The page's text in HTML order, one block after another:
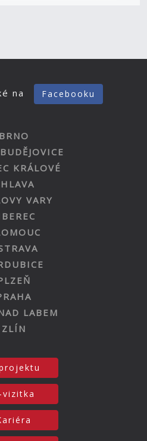
na Facebooku
BRNO
KRÁLOVÉ
VARY
LABEM
ZLÍN
vizitka